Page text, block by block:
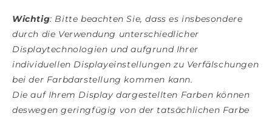
Wichtig: Bitte beachten Sie, dass es insbesondere
durch die Verwendung unterschiedlicher
Displaytechnologien und aufgrund Ihrer
individuellen Displayeinstellungen zu Verfälschungen
bei der Farbdarstellung kommen kann.
Die auf Ihrem Display dargestellten Farben können
deswegen geringfügig von der tatsächlichen Farbe